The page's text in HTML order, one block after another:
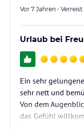
Vor 7 Jahren •
Urlaub bei
Ein sehr
sehr nett und
Von dem
das Gefühl